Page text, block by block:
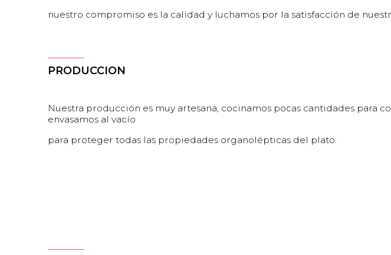
nuestro compromiso es la calidad y luchamos por la satisfacción de
PRODUCCION
Nuestra producción es muy artesana, cocinamos pocas cantidades
envasamos al vacío
para proteger todas las propiedades organolépticas del plato.